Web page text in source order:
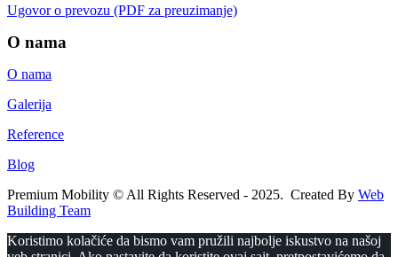
Ugovor o prevozu (PDF za preuzimanje)
O nama
O nama
Galerija
Reference
Blog
Premium Mobility © All Rights Reserved - 2025. Created By Web
Building Team
Koristimo kolačiće da bismo vam pružili najbolje iskustvo na našoj